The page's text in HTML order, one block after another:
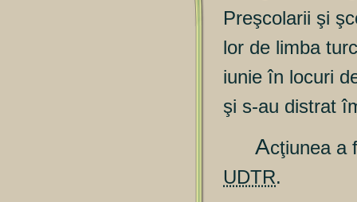
Preşcolarii şi
lor de limba
iunie în locuri
şi s-au distrat
Acţiunea a
UDTR.